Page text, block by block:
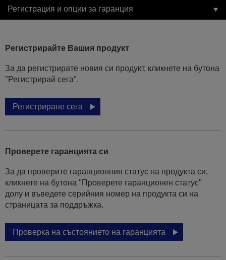
Регистрация и опции за гаранция
Регистрирайте Вашия продукт
За да регистрирате новия си продукт, кликнете на бутона
"Регистрирай сега".
Регистриране сега
Проверете гаранцията си
За да проверите гаранционния статус на продукта си,
кликнете на бутона "Проверете гаранционен статус"
долу и въведете серийния номер на продукта си на
страницата за поддръжка.
Проверка на състоянието на гаранцията